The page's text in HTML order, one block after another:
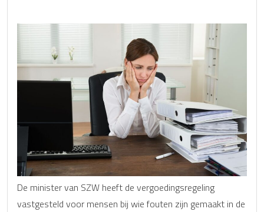
De minister van SZW heeft de vergoedingsregeling
vastgesteld voor mensen bij wie fouten zijn gemaakt in de